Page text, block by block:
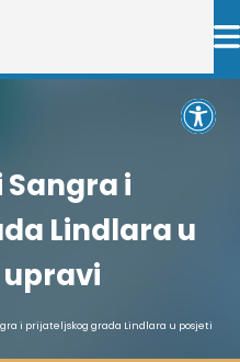
Sangra i
Lindlara u
upravi
i prijateljskog grada Lindlara u posjeti